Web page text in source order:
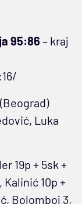
95:86 – kraj
Luka
19p + 5sk +
Kalinić 10p +
Bolomboj 3,